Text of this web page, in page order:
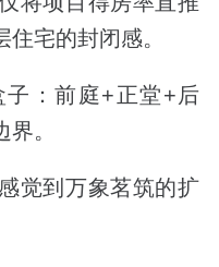
宅的封闭感。
子：前庭+正堂+后
。
觉到万象茗筑的扩